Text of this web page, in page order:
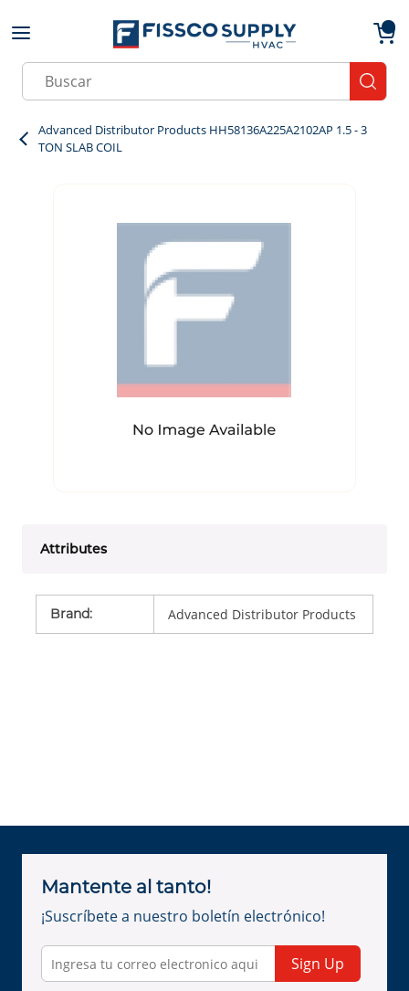
Skip to main content
Site Search
Advanced Distributor Products HH58136A225A2102AP 1.5 - 3
TON SLAB COIL
Attributes
Brand: Advanced Distributor Products
Mantente al tanto!
¡Suscríbete a nuestro boletín electrónico!
Sign Up